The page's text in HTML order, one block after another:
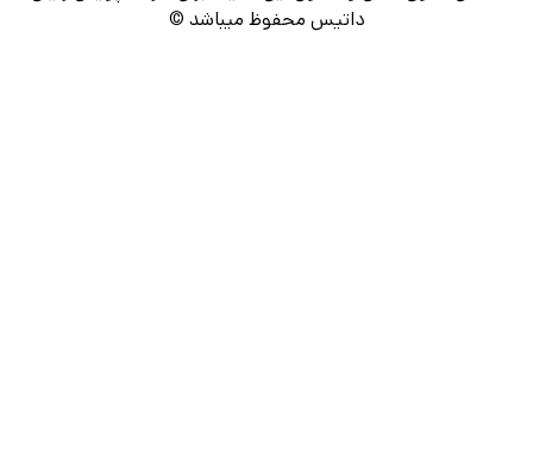
داتیس محفوظ میباشد ©